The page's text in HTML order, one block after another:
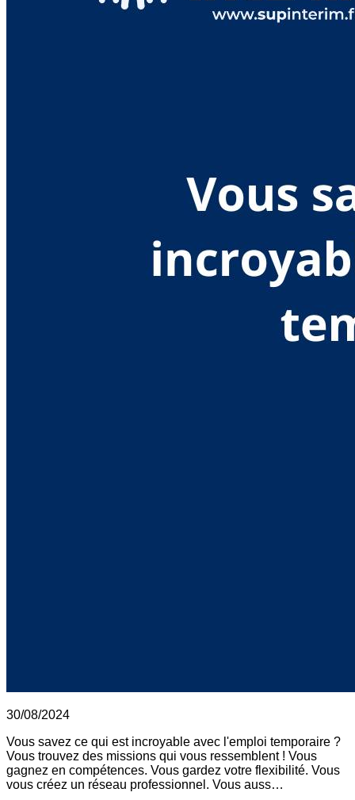
30/08/2024
Vous savez ce qui est incroyable avec l'emploi temporaire ?
Vous trouvez des missions qui vous ressemblent ! Vous
gagnez en compétences. Vous gardez votre flexibilité. Vous
vous créez un réseau professionnel. Vous auss…